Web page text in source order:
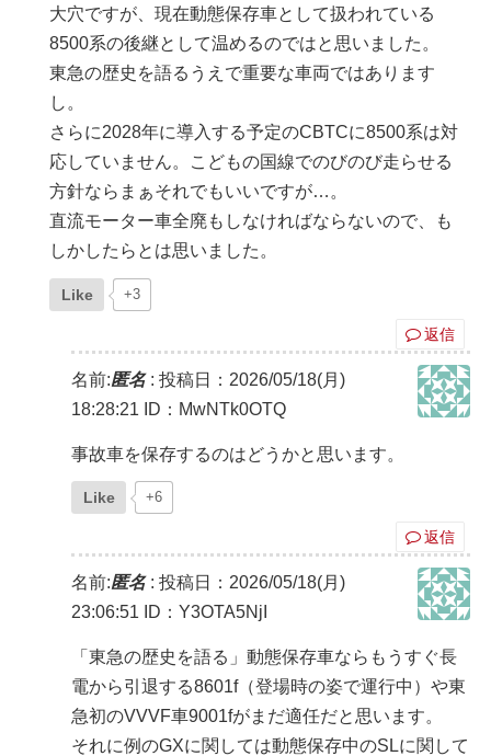
大穴ですが、現在動態保存車として扱われている
8500系の後継として温めるのではと思いました。
東急の歴史を語るうえで重要な車両ではあります
し。
さらに2028年に導入する予定のCBTCに8500系は対
応していません。こどもの国線でのびのび走らせる
方針ならまぁそれでもいいですが…。
直流モーター車全廃もしなければならないので、も
しかしたらとは思いました。
Like +3
返信
名前:匿名: 投稿日：2026/05/18(月)
18:28:21
ID：MwNTk0OTQ
事故車を保存するのはどうかと思います。
Like +6
返信
名前:匿名: 投稿日：2026/05/18(月)
23:06:51 ID：Y3OTA5NjI
「東急の歴史を語る」動態保存車ならもうすぐ長
電から引退する8601f（登場時の姿で運行中）や東
急初のVVVF車9001fがまだ適任だと思います。
それに例のGXに関しては動態保存中のSLに関して